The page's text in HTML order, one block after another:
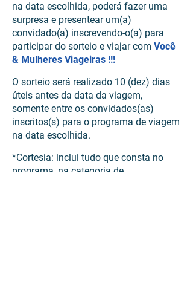
na data escolhida, poderá fazer uma
surpresa e presentear um(a)
convidado(a) inscrevendo-o(a) para
participar do sorteio e viajar com Você
& Mulheres Viageiras !!!
O sorteio será realizado 10 (dez) dias
úteis antes da data da viagem,
somente entre os convidados(as)
inscritos(s) para o programa de viagem
na data escolhida.
*Cortesia: inclui tudo que consta no
programa, na categoria de